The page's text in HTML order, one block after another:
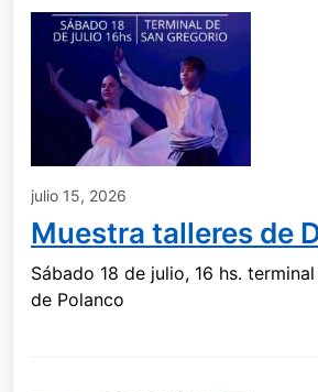
julio 15, 2026
Muestra talleres de
Sábado 18 de julio, 16 hs.
de Polanco